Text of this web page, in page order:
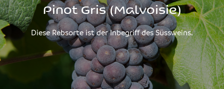
Pinot Gris (Malvoisie)
Diese Rebsorte ist der Inbegriff des Süssweins.